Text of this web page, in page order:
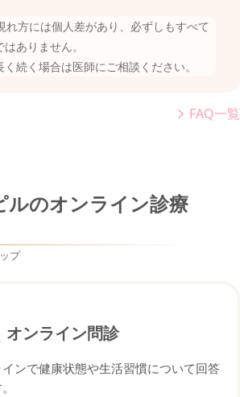
方には個人差があり、必ずしもすべて
ありません。
続く場合は医師にご相談ください。
FAQ一覧
ルのオンライン診療
プ
オンライン問診
ンで健康状態や生活習慣について回答